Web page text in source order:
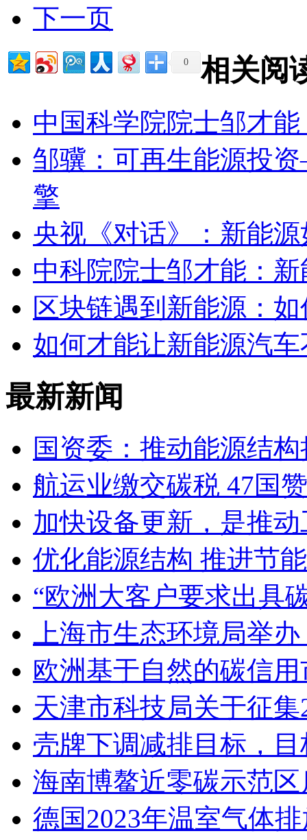
下一页
0 相关阅
中国科学院院士邹才
邹骥：可再生能源投
擎
央视《对话》：新能
中科院院士邹才能：
区块链遇到新能源：
如何才能让新能源汽
最新新闻
国资委：推动能源结
航运业缴交碳税 47国
加快设备更新，是推
优化能源结构 推进节
“欧洲大客户要求出具
上海市生态环境局举
欧洲基于自然的碳信
天津市科技局关于征
壳牌下调减排目标，目
海南博鳌近零碳示范
德国2023年温室气体